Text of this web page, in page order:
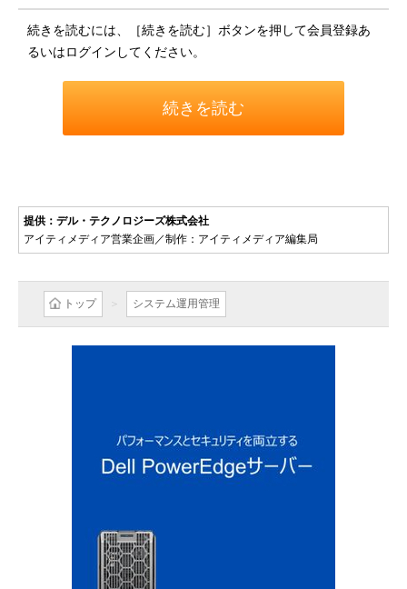
続きを読むには、［続きを読む］ボタンを押して会員登録あ
るいはログインしてください。
続きを読む
提供：デル・テクノロジーズ株式会社
アイティメディア営業企画／制作：アイティメディア編集局
トップ システム運用管理